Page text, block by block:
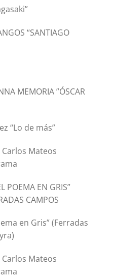
“SANTIAGO
MEMORIA ”ÓSCAR
“Lo de más”
Mateos
POEMA EN GRIS”
CAMPOS
en Gris” (Ferradas
Mateos